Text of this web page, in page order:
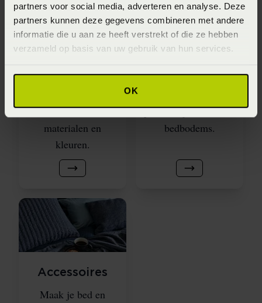
partners voor social media, adverteren en analyse. Deze
partners kunnen deze gegevens combineren met andere
informatie die u aan ze heeft verstrekt of die ze hebben
verzameld op basis van uw gebruik van hun services.
OK
Badtextiel
Ontdek handdoeken,
badlakens,
gastendoekjes en
verschillende maten,
materialen en
kleuren.
Bedbodems
Een goed matras
verdient een passende
boxsprings, vlakke,
persoonlijk instelbare
bedbodems.
Accessoires
Maak je bed en